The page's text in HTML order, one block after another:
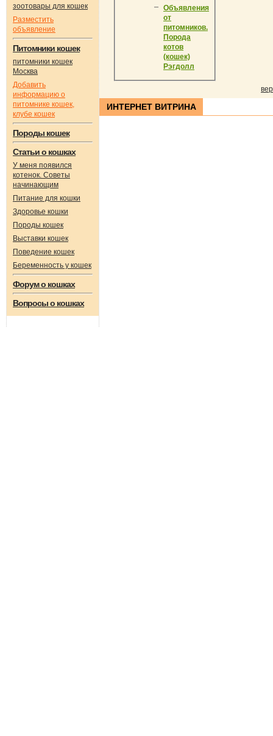
зоотовары для кошек
Разместить
объявление
Питомники кошек
питомники кошек
Москва
Добавить
информацию о
питомнике кошек,
клубе кошек
Породы кошек
Статьи о кошках
У меня появился
котенок. Советы
начинающим
Питание для кошки
Здоровье кошки
Породы кошек
Выставки кошек
Поведение кошек
Беременность у кошек
Форум о кошках
Вопросы о кошках
Объявления
от
питомников.
Порода
котов
(кошек)
Рэгдолл
ИНТЕРНЕТ ВИТРИНА